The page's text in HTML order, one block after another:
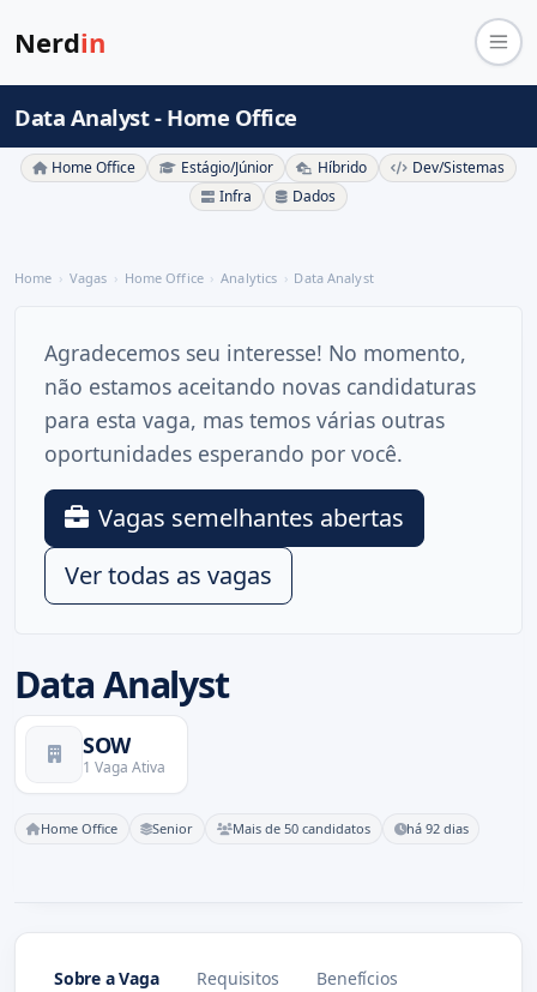
Nerdin
Data Analyst - Home Office
Home Office Estágio/Júnior Híbrido
Dev/Sistemas
Infra
Dados
Home Vagas Home Office Analytics Data Analyst
Data Analyst
SOW
1 Vaga Ativa
Home Office Senior Mais de 50 candidatos há 92 dias
Agradecemos seu interesse! No momento,
não estamos aceitando novas candidaturas
para esta vaga, mas temos várias outras
oportunidades esperando por você.
Vagas semelhantes abertas
Ver todas as vagas
Sobre a Vaga Requisitos Benefícios